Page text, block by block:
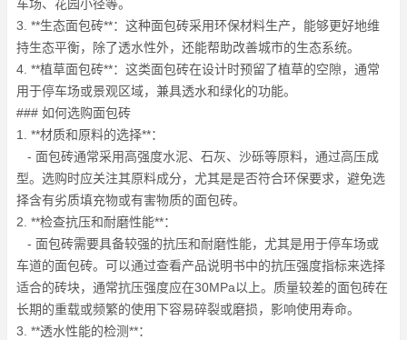
车场、花园小径等。
3. **生态面包砖**：这种面包砖采用环保材料生产，能够更好地维
持生态平衡，除了透水性外，还能帮助改善城市的生态系统。
4. **植草面包砖**：这类面包砖在设计时预留了植草的空隙，通常
用于停车场或景观区域，兼具透水和绿化的功能。
### 如何选购面包砖
1. **材质和原料的选择**：
- 面包砖通常采用高强度水泥、石灰、沙砾等原料，通过高压成
型。选购时应关注其原料成分，尤其是是否符合环保要求，避免选
择含有劣质填充物或有害物质的面包砖。
2. **检查抗压和耐磨性能**：
- 面包砖需要具备较强的抗压和耐磨性能，尤其是用于停车场或
车道的面包砖。可以通过查看产品说明书中的抗压强度指标来选择
适合的砖块，通常抗压强度应在30MPa以上。质量较差的面包砖在
长期的重载或频繁的使用下容易碎裂或磨损，影响使用寿命。
3. **透水性能的检测**：